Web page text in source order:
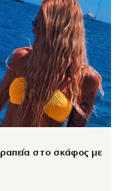
στο σκάφος με